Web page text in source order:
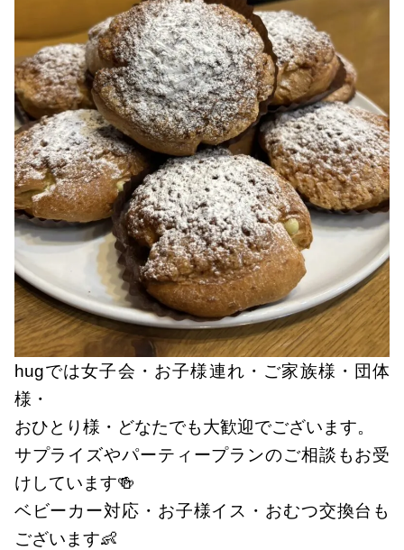
hugでは女子会・お子様連れ・ご家族様・団体
様・
おひとり様・どなたでも大歓迎でございます。
サプライズやパーティープランのご相談もお受
けしています🍻
ベビーカー対応・お子様イス・おむつ交換台も
ございます👶